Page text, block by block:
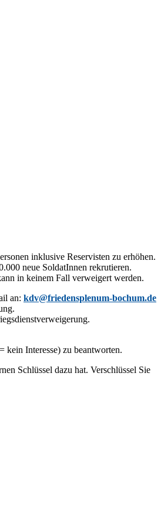
inklusive Reservisten zu erhöhen.
neue SoldatInnen rekrutieren.
in keinem Fall verweigert werden.
an: kdv@friedensplenum-bochum.de
kein Interesse) zu beantworten.
Schlüssel dazu hat. Verschlüssel Sie